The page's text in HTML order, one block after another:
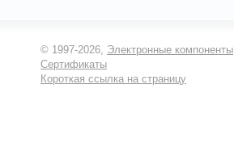
© 1997-2026, Электронные компоненты
Сертификаты
Короткая ссылка на страницу